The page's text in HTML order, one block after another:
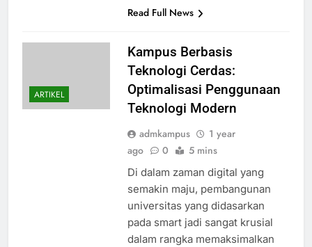
Read Full News
ARTIKEL
Kampus Berbasis
Teknologi Cerdas:
Optimalisasi Penggunaan
Teknologi Modern
admkampus
1 year
ago
0 5 mins
Di dalam zaman digital yang
semakin maju, pembangunan
universitas yang didasarkan
pada smart jadi sangat krusial
dalam rangka memaksimalkan